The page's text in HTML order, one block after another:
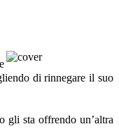
di rinnegare il suo
gli sta offrendo un’altra